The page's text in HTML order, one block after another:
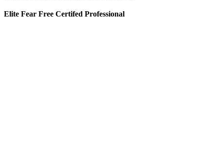
Elite Fear Free Certifed Professional